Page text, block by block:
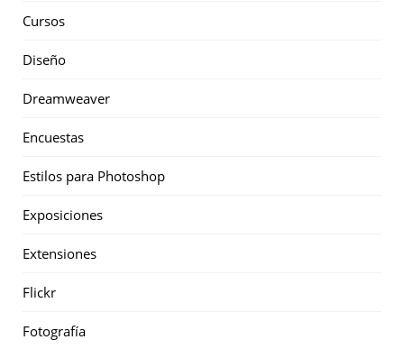
Cursos
Diseño
Dreamweaver
Encuestas
Estilos para Photoshop
Exposiciones
Extensiones
Flickr
Fotografía